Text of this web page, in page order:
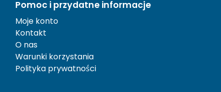
Pomoc i przydatne informacje
Moje konto
Kontakt
O nas
Warunki korzystania
Polityka prywatności